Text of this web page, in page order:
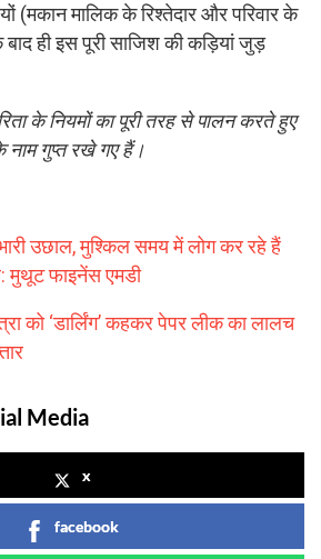
(मकान मालिक के रिश्तेदार और परिवार के
बाद ही इस पूरी साजिश की कड़ियां जुड़
के नियमों का पूरी तरह से पालन करते हुए
नाम गुप्त रखे गए हैं।
उछाल, मुश्किल समय में लोग कर रहे हैं
मुथूट फाइनेंस एमडी
को ‘डार्लिंग’ कहकर पेपर लीक का लालच
Media
x
facebook